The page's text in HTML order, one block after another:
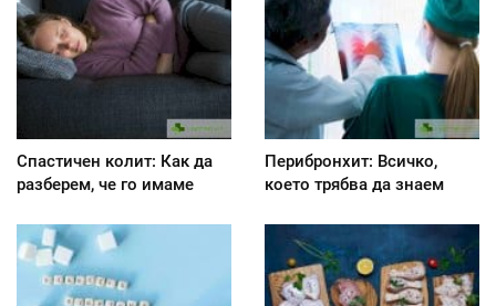
Спастичен колит: Как да
разберем, че го имаме
Перибронхит: Всичко,
което трябва да знаем